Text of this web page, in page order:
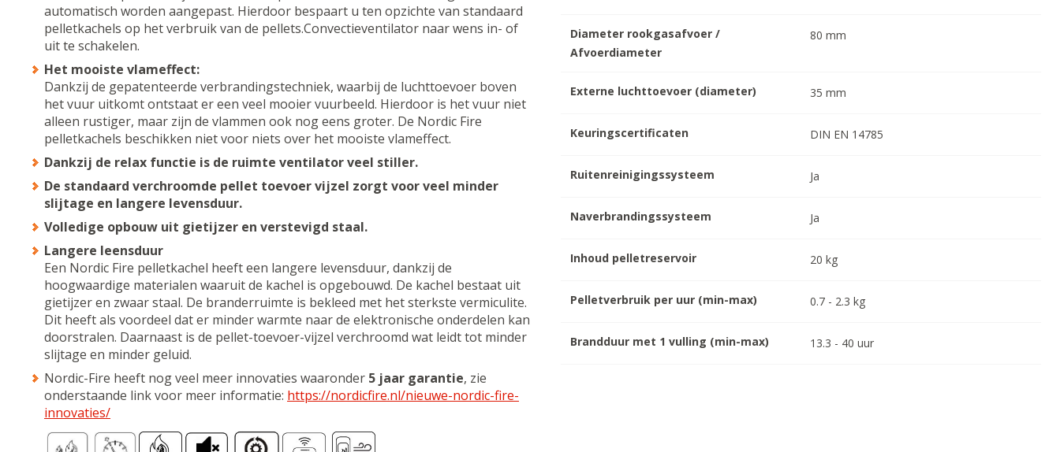
Diameter rookgasafvoer /
Afvoerdiameter
80 mm
Externe luchttoevoer (diameter) 35 mm
Keuringscertificaten DIN EN 14785
Ruitenreinigingssysteem Ja
Naverbrandingssysteem Ja
Inhoud pelletreservoir 20 kg
Pelletverbruik per uur (min-max) 0.7 - 2.3 kg
Brandduur met 1 vulling (min-max) 13.3 - 40 uur
automatisch worden aangepast. Hierdoor bespaart u ten opzichte van standaard
pelletkachels op het verbruik van de pellets.Convectieventilator naar wens in- of
uit te schakelen.
Het mooiste vlameffect:
Dankzij de gepatenteerde verbrandingstechniek, waarbij de luchttoevoer boven
het vuur uitkomt ontstaat er een veel mooier vuurbeeld. Hierdoor is het vuur niet
alleen rustiger, maar zijn de vlammen ook nog eens groter. De Nordic Fire
pelletkachels beschikken niet voor niets over het mooiste vlameffect.
Dankzij de relax functie is de ruimte ventilator veel stiller.
De standaard verchroomde pellet toevoer vijzel zorgt voor veel minder
slijtage en langere levensduur.
Volledige opbouw uit gietijzer en verstevigd staal.
Langere leensduur
Een Nordic Fire pelletkachel heeft een langere levensduur, dankzij de
hoogwaardige materialen waaruit de kachel is opgebouwd. De kachel bestaat uit
gietijzer en zwaar staal. De branderruimte is bekleed met het sterkste vermiculite.
Dit heeft als voordeel dat er minder warmte naar de elektronische onderdelen kan
doorstralen. Daarnaast is de pellet-toevoer-vijzel verchroomd wat leidt tot minder
slijtage en minder geluid.
Nordic-Fire heeft nog veel meer innovaties waaronder 5 jaar garantie, zie
onderstaande link voor meer informatie: https://nordicfire.nl/nieuwe-nordic-fire-
innovaties/